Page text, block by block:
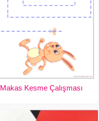
Makas Kesme Çalışması